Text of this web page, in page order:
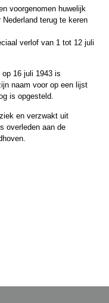
voorgenomen huwelijk
terug te keren
verlof van 1 tot 12 juli
16 juli 1943 is
naam voor op een lijst
is opgesteld.
en verzwakt uit
overleden aan de